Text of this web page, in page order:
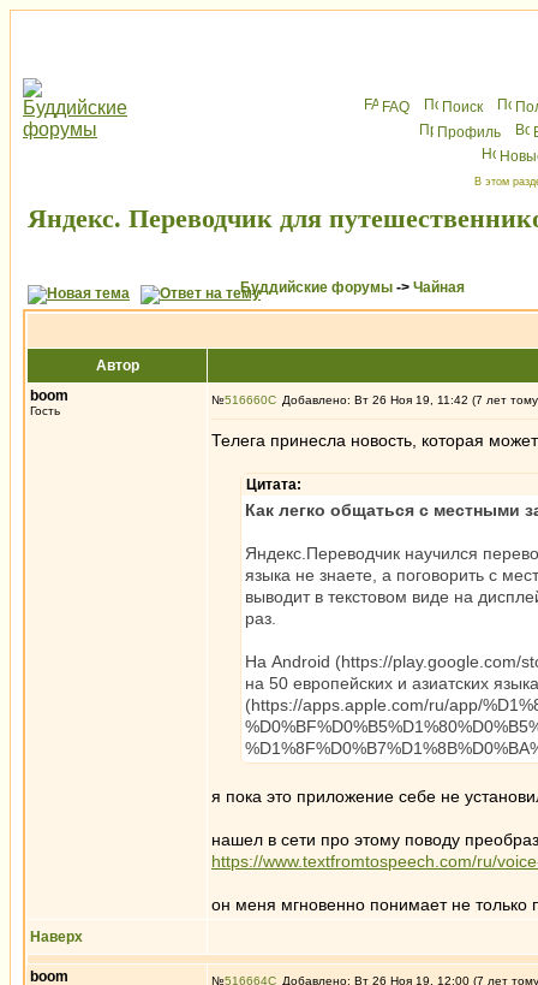
FAQ Поиск
Профиль
В этом
Яндекс. Переводчик для
Буддийские форумы -> Чайная
Автор
boom
Гость
№516660 Добавлено: Вт 26 Ноя 19, 11:42 (7 лет
Телега принесла новость, которая
Цитата:
Как легко общаться с местными
Яндекс.Переводчик научился
языка не знаете, а поговорить с
выводит в текстовом виде на
раз.
На Android (https://play.google.com/
на 50 европейских и азиатских
(https://apps.apple.com/ru/app/
я пока это приложение себе не
нашел в сети про этому поводу
https://www.textfromtospeech.com/ru/
он меня мгновенно понимает не только
Наверх
boom №516664 Добавлено: Вт 26 Ноя 19, 12:00 (7 лет